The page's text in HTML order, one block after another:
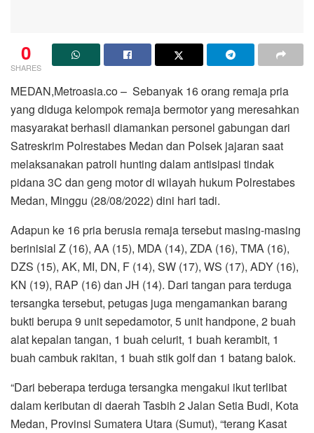
0
SHARES
MEDAN,Metroasia.co – Sebanyak 16 orang remaja pria
yang diduga kelompok remaja bermotor yang meresahkan
masyarakat berhasil diamankan personel gabungan dari
Satreskrim Polrestabes Medan dan Polsek jajaran saat
melaksanakan patroli hunting dalam antisipasi tindak
pidana 3C dan geng motor di wilayah hukum Polrestabes
Medan, Minggu (28/08/2022) dini hari tadi.
Adapun ke 16 pria berusia remaja tersebut masing-masing
berinisial Z (16), AA (15), MDA (14), ZDA (16), TMA (16),
DZS (15), AK, MI, DN, F (14), SW (17), WS (17), ADY (16),
KN (19), RAP (16) dan JH (14). Dari tangan para terduga
tersangka tersebut, petugas juga mengamankan barang
bukti berupa 9 unit sepedamotor, 5 unit handpone, 2 buah
alat kepalan tangan, 1 buah celurit, 1 buah kerambit, 1
buah cambuk rakitan, 1 buah stik golf dan 1 batang balok.
“Dari beberapa terduga tersangka mengakui ikut terlibat
dalam keributan di daerah Tasbih 2 Jalan Setia Budi, Kota
Medan, Provinsi Sumatera Utara (Sumut), “terang Kasat